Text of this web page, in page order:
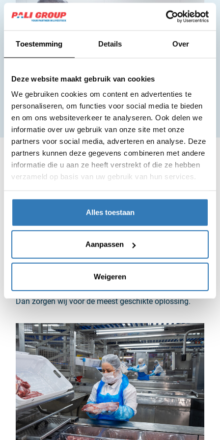
Toestemming Details Over
Deze website maakt gebruik van cookies
We gebruiken cookies om content en advertenties te
personaliseren, om functies voor social media te bieden
en om ons websiteverkeer te analyseren. Ook delen we
informatie over uw gebruik van onze site met onze
partners voor social media, adverteren en analyse. Deze
partners kunnen deze gegevens combineren met andere
informatie die u aan ze heeft verstrekt of die ze hebben
verzameld op basis van uw gebruik van hun services.
Alles toestaan
Aanpassen
Weigeren
VERPAKTZOALS JIJ HET WILT
Het verpakken van de kalfsvleesproducten zonder
juiste verpakkingen voor optimale versheid. We bieden
een reeks aan mogelijkheden. Een greep:
in dozen of kratten
vacüum verpakt
ingevroren of gekoeld
In een persoonlijk gesprek horen we graag je wensen.
Dan zorgen wij voor de meest geschikte oplossing.